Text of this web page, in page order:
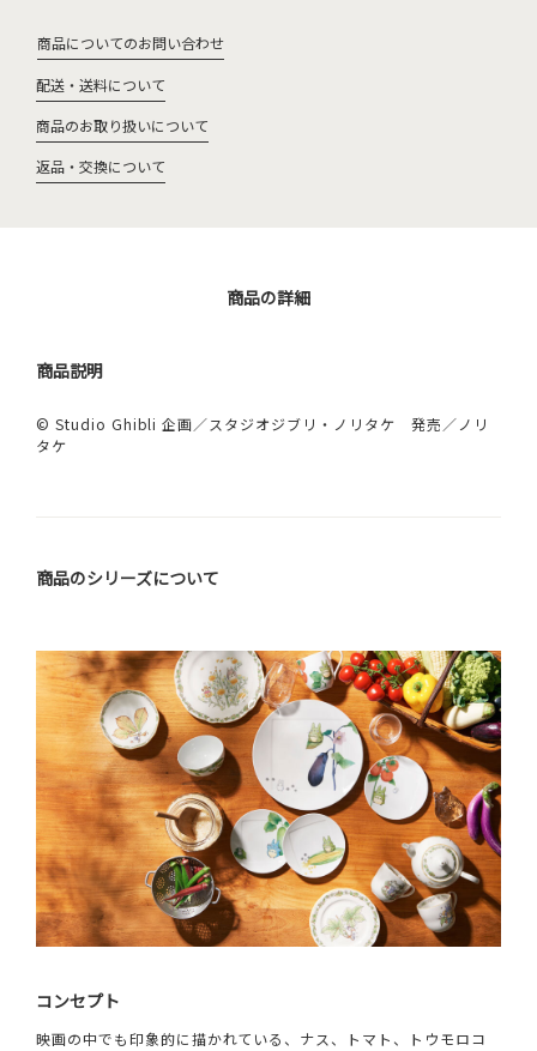
商品についてのお問い合わせ
配送・送料について
商品のお取り扱いについて
返品・交換について
商品の詳細
商品説明
© Studio Ghibli 企画／スタジオジブリ・ノリタケ 発売／ノリ
タケ
商品のシリーズについて
コンセプト
映画の中でも印象的に描かれている、ナス、トマト、トウモロコ